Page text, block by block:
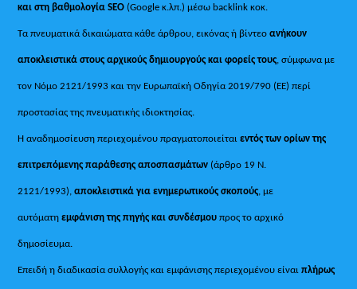
και στη βαθμολογία SEO (Google κ.λπ.) μέσω backlink κοκ.
Τα πνευματικά δικαιώματα κάθε άρθρου, εικόνας ή βίντεοανήκουν
αποκλειστικά στους αρχικούς δημιουργούς και φορείς τους, σύμφωνα με
τον Νόμο 2121/1993 και την Ευρωπαϊκή Οδηγία 2019/790 (ΕΕ) περί
προστασίας της πνευματικής ιδιοκτησίας.
Η αναδημοσίευση περιεχομένου πραγματοποιείταιεντός των ορίων της
επιτρεπόμενης παράθεσης αποσπασμάτων (άρθρο 19 Ν.
2121/1993), αποκλειστικά για ενημερωτικούς σκοπούς, με
αυτόματηεμφάνιση της πηγής και συνδέσμου προς το αρχικό
δημοσίευμα.
Επειδή η διαδικασία συλλογής και εμφάνισης περιεχομένου είναιπλήρως